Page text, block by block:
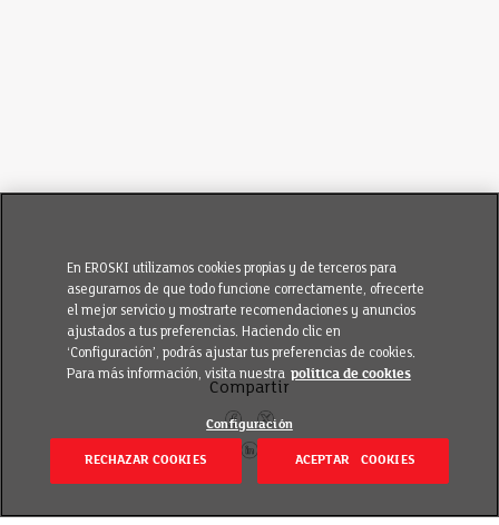
Compartir
En EROSKI utilizamos cookies propias y de terceros para
asegurarnos de que todo funcione correctamente, ofrecerte
el mejor servicio y mostrarte recomendaciones y anuncios
ajustados a tus preferencias. Haciendo clic en
‘Configuración’, podrás ajustar tus preferencias de cookies.
Para más información, visita nuestra política de cookies
Configuración
RECHAZAR COOKIES ACEPTAR COOKIES